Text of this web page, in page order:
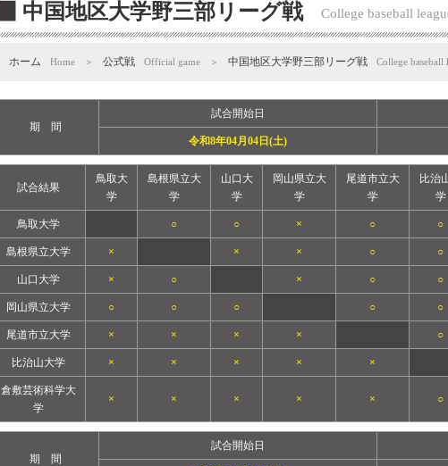
中国地区大学野三部リーグ戦 College baseball
ホーム Home ＞ 公式戦 Official game ＞ 中国地区大学野三部リーグ戦 College baseball
期 間
試合開始日
令和8年04月04日(土)
試合結果
鳥取大
学
島根県立大
学
山口大
学
岡山県立大
学
尾道市立大
学
比治
学
鳥取大学 ○ ○ × ○ ○
島根県立大学 × × × ○ ○
山口大学 × ○ × ○ ○
岡山県立大学 ○ ○ ○ ○ ○
尾道市立大学 × × × × ○
比治山大学 × × × × ×
倉敷芸術科学大
学
× × × × × ○
期 間
試合開始日